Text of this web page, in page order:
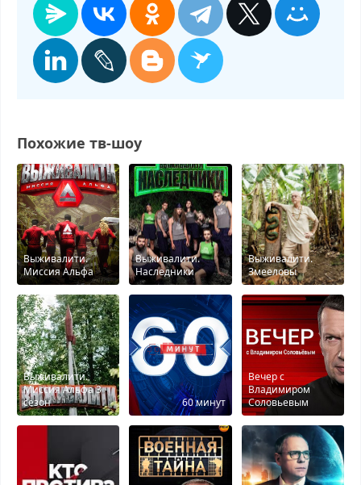
Похожие тв-шоу
Выживалити.
Миссия Альфа
Выживалити.
Наследники
Выживалити.
Змееловы
Выживалити.
Миссия Альфа 3
сезон
60 минут
Вечер с
Владимиром
Соловьевым